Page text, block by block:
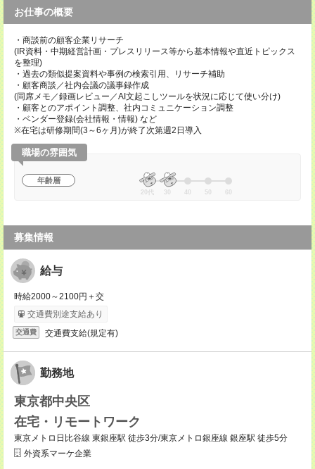
お仕事の概要
・商談前の顧客企業リサーチ
(IR資料・中期経営計画・プレスリリース等から基本情報や直近トピックス
を整理)
・過去の類似提案資料や事例の検索引用、リサーチ補助
・顧客商談／社内会議の議事録作成
(同席メモ／録画レビュー／AI文起こしツールを状況に応じて使い分け)
・顧客とのアポイント調整、社内コミュニケーション調整
・ベンダー登録(会社情報・情報) など
※在宅は研修期間(3～6ヶ月)が終了次第週2日導入
職場の雰囲気
年齢層
20代 30 40 50 60
募集情報
給与
時給2000～2100円＋交
交通費別途支給あり
交通費 交通費支給(規定有)
勤務地
東京都中央区
在宅・リモートワーク
東京メトロ日比谷線 東銀座駅 徒歩3分/東京メトロ銀座線 銀座駅 徒歩5分
外資系マーケ企業